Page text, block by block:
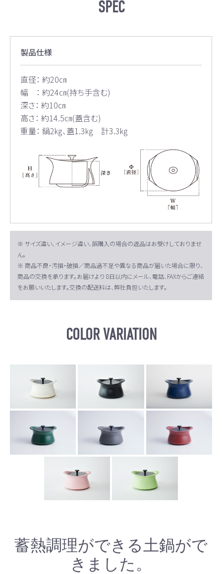
SPEC
製品仕様
直径： 約20㎝
幅 ： 約24㎝(持ち手含む)
深さ： 約10㎝
高さ： 約14.5㎝(蓋含む)
重量： 鍋2㎏、蓋1.3㎏ 計3.3㎏
※ サイズ違い、イメージ違い、誤購入の場合の返品はお受けしておりませ
ん。
※ 商品不良・汚損・破損／商品過不足や異なる商品が届いた場合に限り、
商品の交換を承ります。お届けより 8日以内にメール、電話、FAXからご連絡
をお願いいたします。交換の配送料は、弊社負担いたします。
COLOR VARIATION
蓄熱調理ができる土鍋がで
きました。